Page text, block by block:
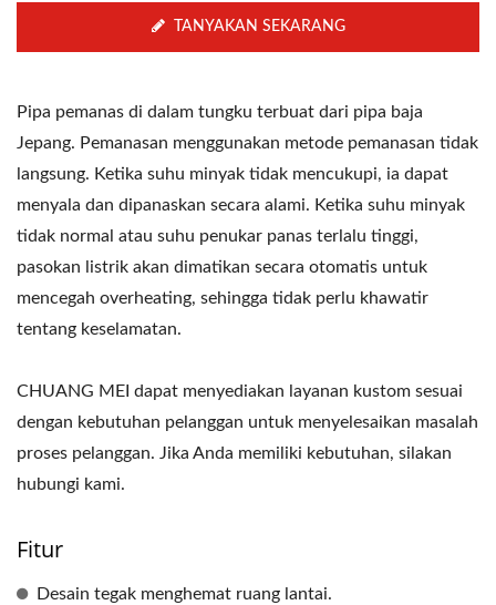
TANYAKAN SEKARANG
Pipa pemanas di dalam tungku terbuat dari pipa baja
Jepang. Pemanasan menggunakan metode pemanasan tidak
langsung. Ketika suhu minyak tidak mencukupi, ia dapat
menyala dan dipanaskan secara alami. Ketika suhu minyak
tidak normal atau suhu penukar panas terlalu tinggi,
pasokan listrik akan dimatikan secara otomatis untuk
mencegah overheating, sehingga tidak perlu khawatir
tentang keselamatan.
CHUANG MEI dapat menyediakan layanan kustom sesuai
dengan kebutuhan pelanggan untuk menyelesaikan masalah
proses pelanggan. Jika Anda memiliki kebutuhan, silakan
hubungi kami.
Fitur
Desain tegak menghemat ruang lantai.